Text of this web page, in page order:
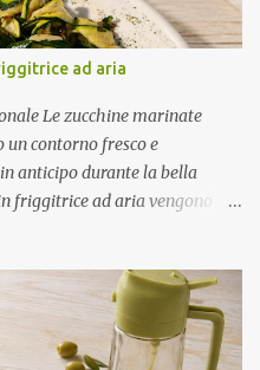
ad aria
Le zucchine marinate
contorno fresco e
anticipo durante la bella
friggitrice ad aria vengono
di assorbire tutti gli aromi,
da servire come contorno
più calde. Come ottenere